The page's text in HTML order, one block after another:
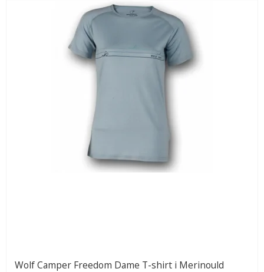
Wolf Camper Freedom Dame T-shirt i Merinould